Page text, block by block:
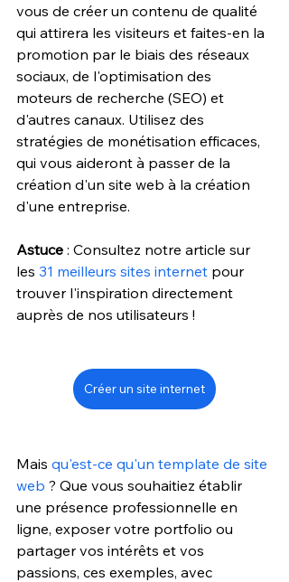
vous de créer un contenu de qualité
qui attirera les visiteurs et faites-en la
promotion par le biais des réseaux
sociaux, de l'optimisation des
moteurs de recherche (SEO) et
d'autres canaux. Utilisez des
stratégies de monétisation efficaces,
qui vous aideront à passer de la
création d'un site web à la création
d'une entreprise.
Astuce : Consultez notre article sur
les 31 meilleurs sites internet pour
trouver l'inspiration directement
auprès de nos utilisateurs !
Créer un site internet
Mais qu'est-ce qu'un template de site
web ? Que vous souhaitiez établir
une présence professionnelle en
ligne, exposer votre portfolio ou
partager vos intérêts et vos
passions, ces exemples, avec